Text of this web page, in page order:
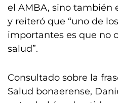
el AMBA, sino también
y reiteró que “uno de
importantes es que no
salud”.
Consultado sobre la
Salud bonaerense,